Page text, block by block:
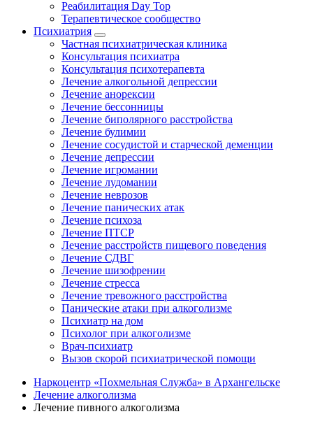
Реабилитация Day Top
Терапевтическое сообщество
Психиатрия
Частная психиатрическая клиника
Консультация психиатра
Консультация психотерапевта
Лечение алкогольной депрессии
Лечение анорексии
Лечение бессонницы
Лечение биполярного расстройства
Лечение булимии
Лечение сосудистой и старческой деменции
Лечение депрессии
Лечение игромании
Лечение лудомании
Лечение неврозов
Лечение панических атак
Лечение психоза
Лечение ПТСР
Лечение расстройств пищевого поведения
Лечение СДВГ
Лечение шизофрении
Лечение стресса
Лечение тревожного расстройства
Панические атаки при алкоголизме
Психиатр на дом
Психолог при алкоголизме
Врач-психиатр
Вызов скорой психиатрической помощи
Наркоцентр «Похмельная Служба» в Архангельске
Лечение алкоголизма
Лечение пивного алкоголизма